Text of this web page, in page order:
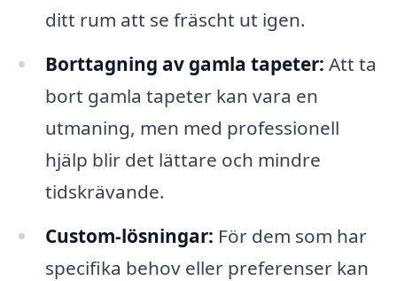
ditt rum att se fräscht ut igen.
Borttagning av gamla tapeter: Att ta
bort gamla tapeter kan vara en
utmaning, men med professionell
hjälp blir det lättare och mindre
tidskrävande.
Custom-lösningar: För dem som har
specifika behov eller preferenser kan